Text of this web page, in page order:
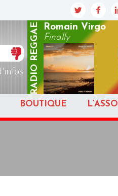
RADIO
REGGAE
Romain Virgo
Finally
BOUTIQUE L’ASSO